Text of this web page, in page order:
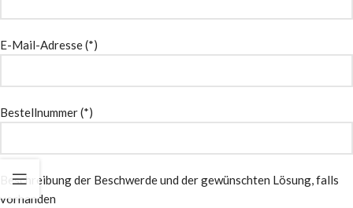
E-Mail-Adresse (*)
Bestellnummer (*)
Beschreibung der Beschwerde und der gewünschten Lösung, falls
vorhanden